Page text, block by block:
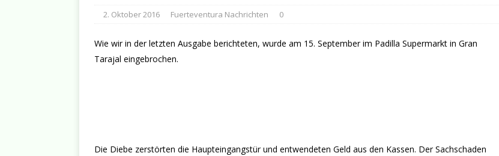
2. Oktober 2016 Fuerteventura Nachrichten 0
Wie wir in der letzten Ausgabe berichteten, wurde am 15. September im Padilla Supermarkt in Gran
Tarajal eingebrochen.
Die Diebe zerstörten die Haupteingangstür und entwendeten Geld aus den Kassen. Der Sachschaden